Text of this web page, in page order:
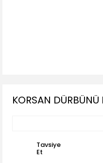
KORSAN DÜRBÜNÜ
Tavsiye
Et